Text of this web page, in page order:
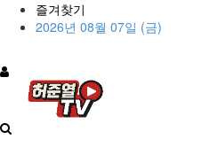
즐겨찾기
2026년 08월 07일 (금)